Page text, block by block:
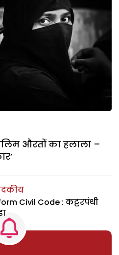
औरतों का हलाला –
Civil Code : कट्टरपंथी